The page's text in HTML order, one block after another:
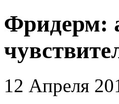
Фридерм:
12 Апреля